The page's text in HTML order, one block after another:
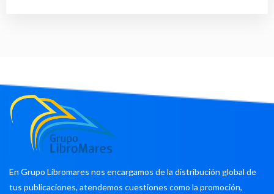
En Grupo Libromares nos encargamos de la distribución global de
tus publicaciones, atendemos cuestiones como la promoción,